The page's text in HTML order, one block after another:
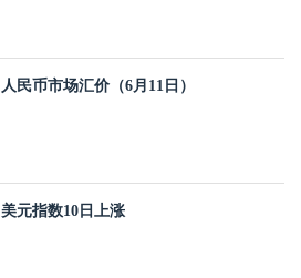
人民币市场汇价（6月11日）
美元指数10日上涨